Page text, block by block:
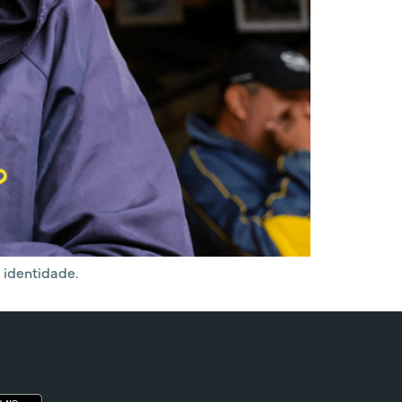
identidade.